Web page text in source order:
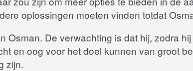
oplossingen moeten vinden totdat
De verwachting is dat hij, zodra
en oog voor het doel kunnen van groot
zijn.